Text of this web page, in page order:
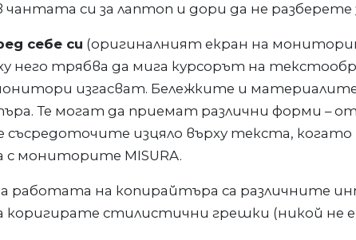
си за лаптоп и дори да не разберете
себе си (оригиналният екран на
него трябва да мига курсорът на
изгасват. Бележките и материалите
Те могат да приемат различни форми –
съсредоточите изцяло върху текста,
с мониторите MISURA.
работата на копирайтъра са различните
стилистични грешки (никой не